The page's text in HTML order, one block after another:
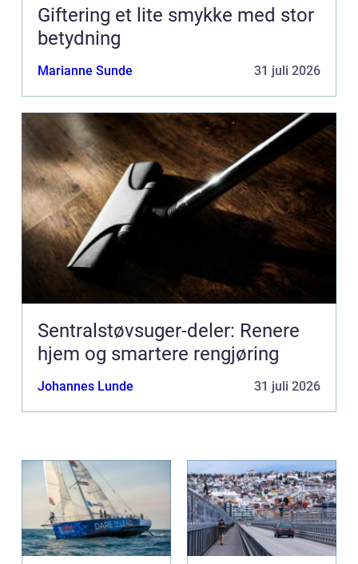
Giftering et lite smykke med stor
betydning
Marianne Sunde 31 juli 2026
Sentralstøvsuger-deler: Renere
hjem og smartere rengjøring
Johannes Lunde 31 juli 2026